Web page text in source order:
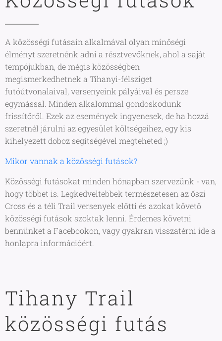
A közösségi futásain alkalmával olyan minőségi
élményt szeretnénk adni a résztvevőknek, ahol a saját
tempójukban, de mégis közösségben
megismerkedhetnek a Tihanyi-félsziget
futóútvonalaival, versenyeink pályáival és persze
egymással. Minden alkalommal gondoskodunk
frissítőről. Ezek az események ingyenesek, de ha hozzá
szeretnél járulni az egyesület költségeihez, egy kis
kihelyezett doboz segítségével megteheted ;)
Mikor vannak a közösségi futások?
Közösségi futásokat minden hónapban szervezünk - van,
hogy többet is. Legkedveltebbek természetesen az őszi
Cross és a téli Trail versenyek előtti és azokat követő
közösségi futások szoktak lenni. Érdemes követni
bennünket a Facebookon, vagy gyakran visszatérni ide a
honlapra információért.
Tihany Trail
közösségi futás